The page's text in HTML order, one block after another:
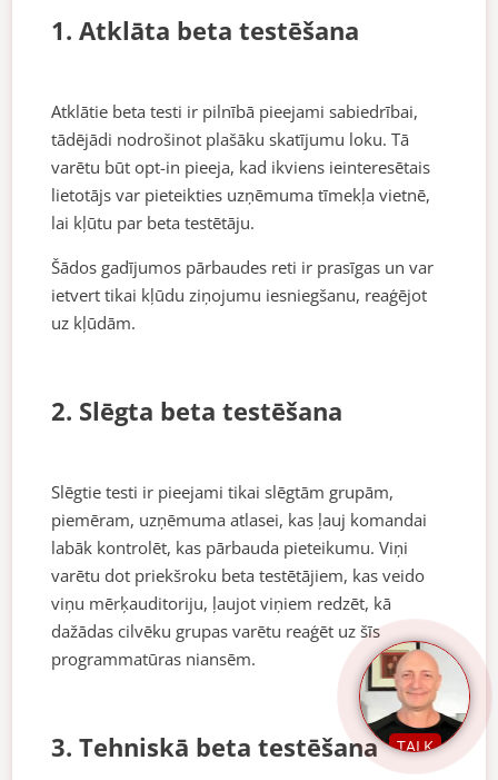
1. Atklāta beta testēšana
Atklātie beta testi ir pilnībā pieejami sabiedrībai,
tādējādi nodrošinot plašāku skatījumu loku. Tā
varētu būt opt-in pieeja, kad ikviens ieinteresētais
lietotājs var pieteikties uzņēmuma tīmekļa vietnē,
lai kļūtu par beta testētāju.
Šādos gadījumos pārbaudes reti ir prasīgas un var
ietvert tikai kļūdu ziņojumu iesniegšanu, reaģējot
uz kļūdām.
2. Slēgta beta testēšana
Slēgtie testi ir pieejami tikai slēgtām grupām,
piemēram, uzņēmuma atlasei, kas ļauj komandai
labāk kontrolēt, kas pārbauda pieteikumu. Viņi
varētu dot priekšroku beta testētājiem, kas veido
viņu mērķauditoriju, ļaujot viņiem redzēt, kā
dažādas cilvēku grupas varētu reaģēt uz šīs
programmatūras niansēm.
3. Tehniskā beta testēšana TALK